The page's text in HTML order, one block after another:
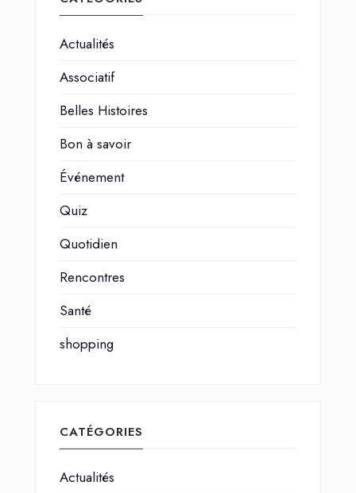
Actualités
Associatif
Belles Histoires
Bon à savoir
Événement
Quiz
Quotidien
Rencontres
Santé
shopping
CATÉGORIES
Actualités